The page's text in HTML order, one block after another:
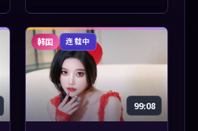
得加入片单。
韩国 连载中
99:08